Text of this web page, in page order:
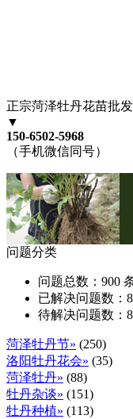
正宗菏泽牡丹花苗批
▼
150-6502-5968
（手机微信同号）
问题分类
问题总数： 900
已解决问题数： 8
待解决问题数：
菏泽牡丹节» (250)
洛阳牡丹花会» (35)
菏泽牡丹» (88)
牡丹杂谈» (151)
牡丹种植» (113)